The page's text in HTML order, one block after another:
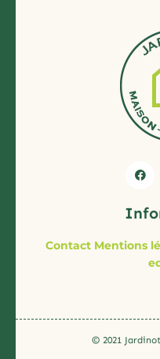
Contact Mentions
© 2021